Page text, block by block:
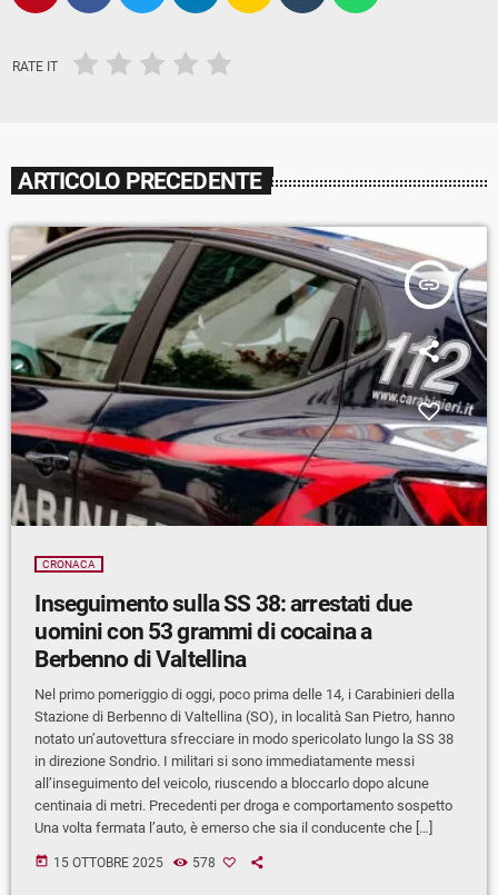
RATE IT
ARTICOLO PRECEDENTE
insert_link
CRONACA
Inseguimento sulla SS 38: arrestati due
uomini con 53 grammi di cocaina a
Berbenno di Valtellina
Nel primo pomeriggio di oggi, poco prima delle 14, i Carabinieri della
Stazione di Berbenno di Valtellina (SO), in località San Pietro, hanno
notato un’autovettura sfrecciare in modo spericolato lungo la SS 38
in direzione Sondrio. I militari si sono immediatamente messi
all’inseguimento del veicolo, riuscendo a bloccarlo dopo alcune
centinaia di metri. Precedenti per droga e comportamento sospetto
Una volta fermata l’auto, è emerso che sia il conducente che […]
today 15 OTTOBRE 2025 578